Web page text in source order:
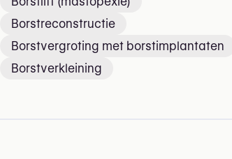
Borstreconstructie
Borstvergroting met borstimplantaten
Borstverkleining